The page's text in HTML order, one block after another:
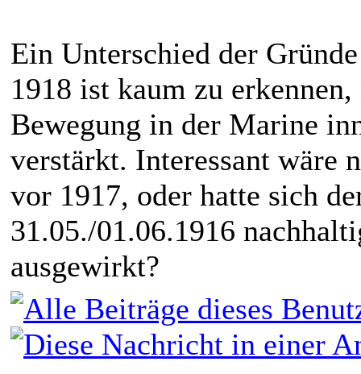
Ein Unterschied der
1918 ist kaum zu
Bewegung in der Marine
verstärkt. Interessant wäre
vor 1917, oder hatte sich
31.05./01.06.1916
ausgewirkt?